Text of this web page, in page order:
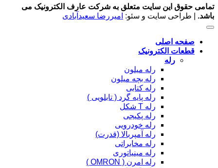
تمامی حقوق این سایت متعلق به شرکت عارف الکترونیک می
باشد. | طراحی سایت و سئو: امیررضا سعیدآبادی
صفحه اصلی
قطعات الکترونیک
رله
رله میلون
رله بچه میلون
رله کتابی
رله پایه گرد ( تابلویی )
رله T شکل
رله پکیجی
رله خودرویی
رله آمپربالا (قدرت)
رله مخابراتی
رله مینیاتوری
رله امرن ( OMRON )